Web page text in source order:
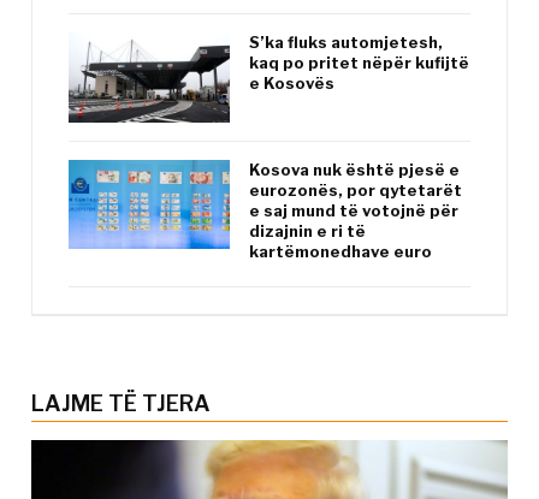
S’ka fluks automjetesh,
kaq po pritet nëpër kufijtë
e Kosovës
Kosova nuk është pjesë e
eurozonës, por qytetarët
e saj mund të votojnë për
dizajnin e ri të
kartëmonedhave euro
LAJME TË TJERA